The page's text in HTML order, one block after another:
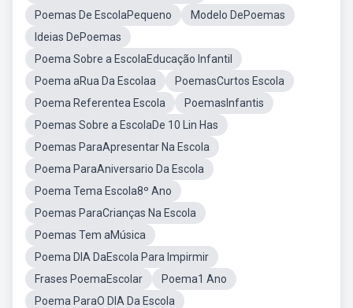
Poemas De EscolaPequeno
Modelo DePoemas
Ideias DePoemas
Poema Sobre a EscolaEducação Infantil
Poema aRua Da Escolaa
PoemasCurtos Escola
Poema Referentea Escola
PoemasInfantis
Poemas Sobre a EscolaDe 10 Lin Has
Poemas ParaApresentar Na Escola
Poema ParaAniversario Da Escola
Poema Tema Escola8º Ano
Poemas ParaCrianças Na Escola
Poemas Tem aMúsica
Poema DIA DaEscola Para Impirmir
Frases PoemaEscolar
Poema1 Ano
Poema ParaO DIA Da Escola